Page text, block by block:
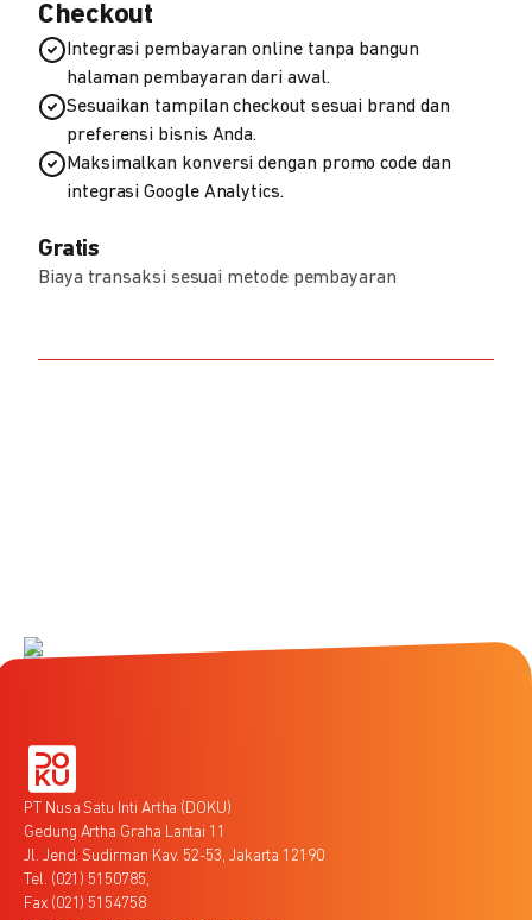
Checkout
Integrasi pembayaran online tanpa bangun
halaman pembayaran dari awal.
Sesuaikan tampilan checkout sesuai brand dan
preferensi bisnis Anda.
Maksimalkan konversi dengan promo code dan
integrasi Google Analytics.
Gratis
Biaya transaksi sesuai metode pembayaran
PT Nusa Satu Inti Artha (DOKU)
Gedung Artha Graha Lantai 11
Jl. Jend. Sudirman Kav. 52-53, Jakarta 12190
Tel. (021) 5150785,
Fax (021) 5154758